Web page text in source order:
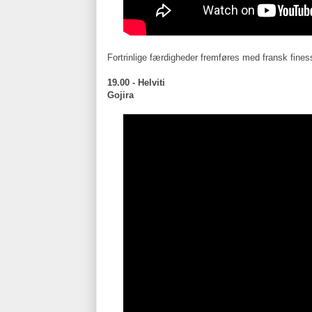
Fortrinlige færdigheder fremføres med fransk
19.00 - Helviti
Gojira